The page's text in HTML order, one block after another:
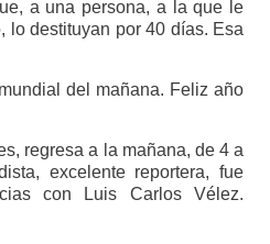
a una persona, a la que le
lo destituyan por 40 días. Esa
del mañana. Feliz año
regresa a la mañana, de 4 a
excelente reportera, fue
con Luis Carlos Vélez.